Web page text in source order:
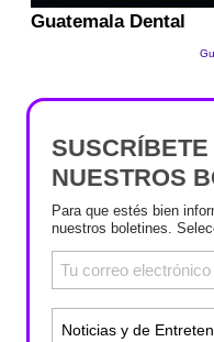
SUSCRÍBETE
NUESTROS
Para que estés bien
nuestros boletines.